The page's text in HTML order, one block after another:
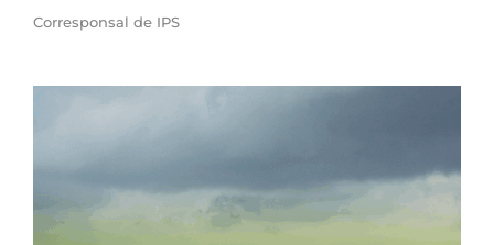
Corresponsal de IPS